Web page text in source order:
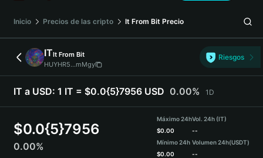
Français
Deutsch
简体中文
繁體中文
Português (Portugal)
Bahasa Indonesia
ภาษาไทย
Español
Inicio Precios de las cripto It From Bit Precio
ITIt From Bit
HUYHR5...mMgy
Riesgos
IT a USD: 1 IT = $0.0{5}7956 USD 0.00% 1D
$0.0{5}7956
0.00%
Máximo 24h
$0.00
Mínimo 24h
$0.00
Vol. 24h (IT)
--
Volumen 24h(USDT)
--